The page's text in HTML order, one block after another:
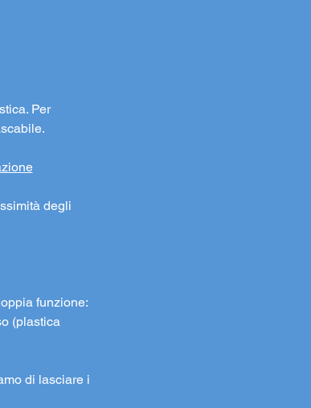
Per
degli
funzione:
(plastica
di lasciare i